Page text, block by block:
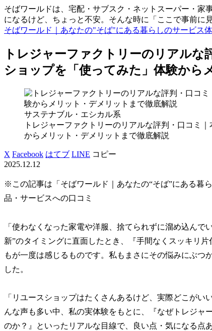
そばワールドは、宅配・サブスク・ネットスーパー・家
になるけど、ちょっと不安。そんな時に「ここで事前に
そばワールド｜あなたの"そば"にある暮らしのサービス
トレジャーファクトリーのリアルな
ショップを「使ってみた」体験から
サステナブル・エシカル系
トレジャーファクトリーのリアルな評判・口コミ
からメリット・デメリットまで徹底解説
X Facebook はてブ LINE コピー
2025.12.12
※この記事は「そばワールド｜あなたの“そば”にある暮
品・サービスへの口コミ
「使わなくなった家電や洋服、捨てられずに溜め込ん
新”のタイミングに直面したとき、『手間なくスッキリ
もが一度は感じるものです。私もまさにその悩みにぶ
した。
「リユースショップはたくさんあるけど、実際どこが
んな声も多い中、私の実体験をもとに、『なぜトレジャ
のか？』といったリアルな目線で、良い点・気になる点